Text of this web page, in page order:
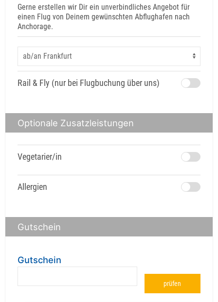
Gerne erstellen wir Dir ein unverbindliches Angebot für
einen Flug von Deinem gewünschten Abflughafen nach
Anchorage.
Rail & Fly (nur bei Flugbuchung über uns)
Optionale Zusatzleistungen
Vegetarier/in
Allergien
Gutschein
Gutschein
prüfen